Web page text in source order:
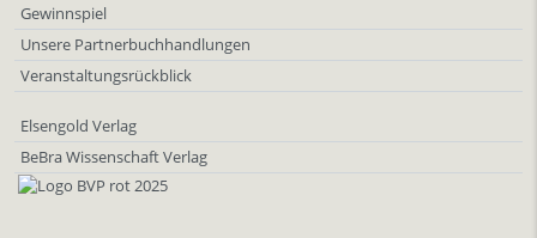
Gewinnspiel
Unsere Partnerbuchhandlungen
Veranstaltungsrückblick
Elsengold Verlag
BeBra Wissenschaft Verlag